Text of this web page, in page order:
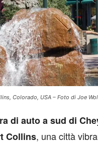
Colorado, USA – Foto di Joe
di auto a sud di
Collins, una città